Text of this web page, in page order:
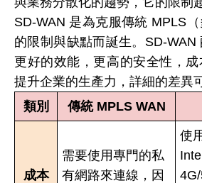
SD-WAN 是為克服傳統 MPLS（
的限制與缺點而誕生。SD-WAN
更好的效能，更高的安全性，
提升企業的生產力，詳細的差異
類別
傳統 MPLS WAN
成本
需要使用專門的私
有網路來連線，因
使